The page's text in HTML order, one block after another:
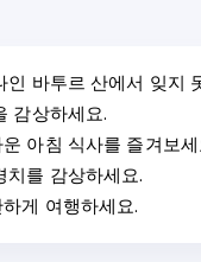
바투르 산에서 잊지
감상하세요.
아침 식사를 즐겨보세
를 감상하세요.
게 여행하세요.